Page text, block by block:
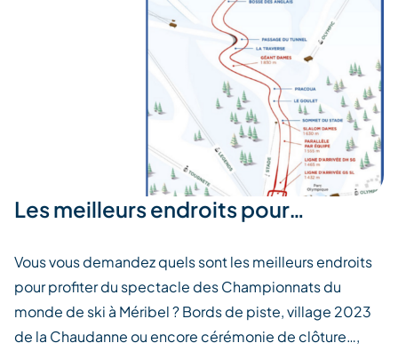
Les meilleurs endroits pour…
Vous vous demandez quels sont les meilleurs endroits
pour profiter du spectacle des Championnats du
monde de ski à Méribel ? Bords de piste, village 2023
de la Chaudanne ou encore cérémonie de clôture…,